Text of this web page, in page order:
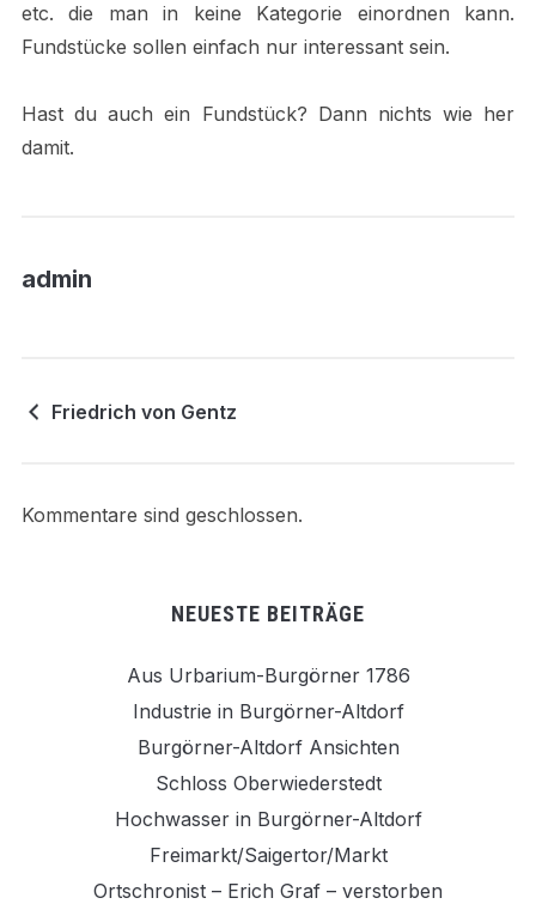
etc. die man in keine Kategorie einordnen kann.
Fundstücke sollen einfach nur interessant sein.
Hast du auch ein Fundstück? Dann nichts wie her
damit.
admin
Friedrich von Gentz
Kommentare sind geschlossen.
NEUESTE BEITRÄGE
Aus Urbarium-Burgörner 1786
Industrie in Burgörner-Altdorf
Burgörner-Altdorf Ansichten
Schloss Oberwiederstedt
Hochwasser in Burgörner-Altdorf
Freimarkt/Saigertor/Markt
Ortschronist – Erich Graf – verstorben